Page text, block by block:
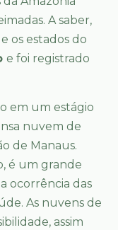
A saber,
os estados do
e foi registrado
em um estágio
nuvem de
de Manaus.
é um grande
ocorrência das
As nuvens de
assim